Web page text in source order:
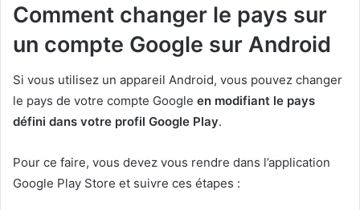
Comment changer le pays sur
un compte Google sur Android
Si vous utilisez un appareil Android, vous pouvez changer
le pays de votre compte Google en modifiant le pays
défini dans votre profil Google Play.
Pour ce faire, vous devez vous rendre dans l’application
Google Play Store et suivre ces étapes :